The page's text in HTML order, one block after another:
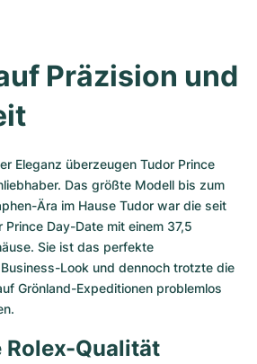
Präzision und
Eleganz überzeugen Tudor Prince
Das größte Modell bis zum
Ära im Hause Tudor war die seit
Day-Date mit einem 37,5
Sie ist das perfekte
Look und dennoch trotzte die
Grönland-Expeditionen problemlos
Rolex-Qualität